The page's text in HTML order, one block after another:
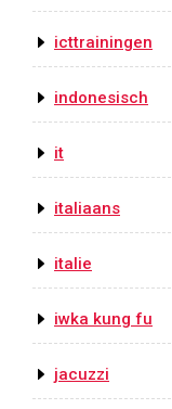
icttrainingen
indonesisch
it
italiaans
italie
iwka kung fu
jacuzzi